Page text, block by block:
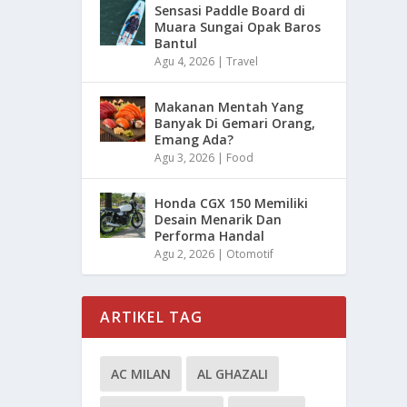
Sensasi Paddle Board di
Muara Sungai Opak Baros
Bantul
Agu 4, 2026 |Travel
Makanan Mentah Yang
Banyak Di Gemari Orang,
Emang Ada?
Agu 3, 2026 | Food
Honda CGX 150 Memiliki
Desain Menarik Dan
Performa Handal
Agu 2, 2026 | Otomotif
ARTIKEL TAG
AC MILAN AL GHAZALI